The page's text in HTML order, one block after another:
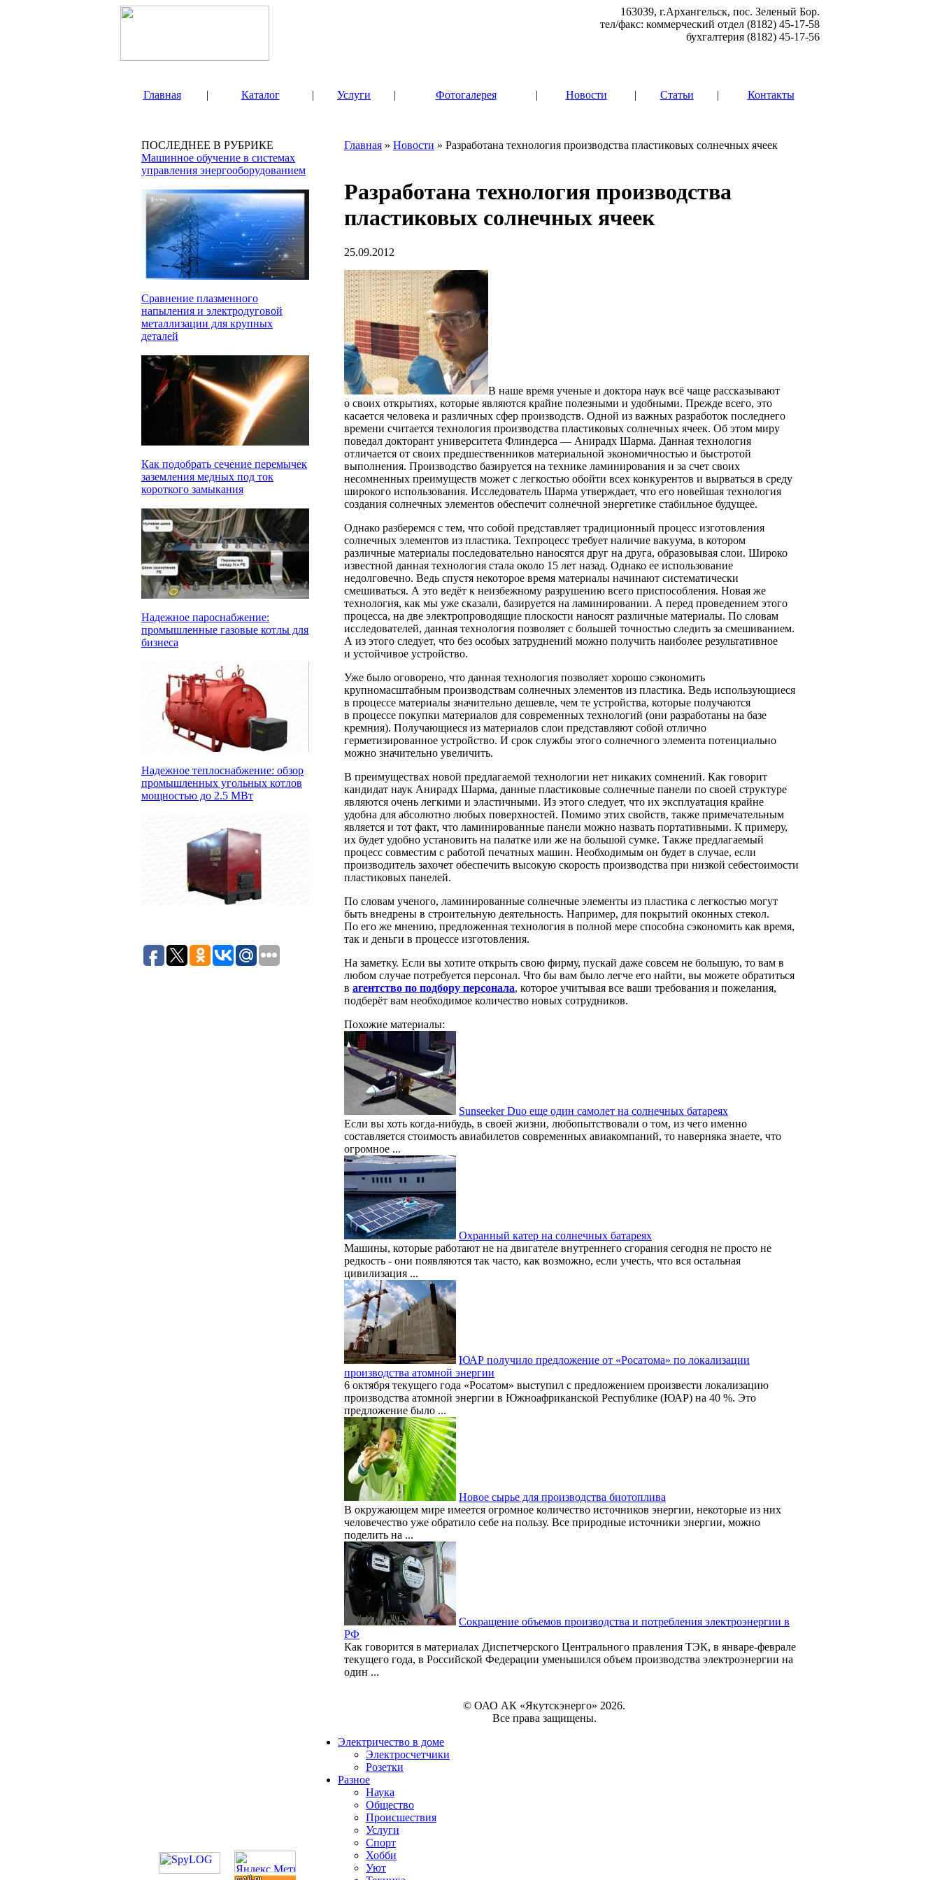
163039, г.Архангельск, пос. Зеленый Бор.
тел/факс: коммерческий отдел (8182) 45-17-58
бухгалтерия (8182) 45-17-56
Главная | Каталог | Услуги | Фотогалерея | Новости | Статьи | Контакты
ПОСЛЕДНЕЕ В РУБРИКЕ
Машинное обучение в системах
управления энергооборудованием
Сравнение плазменного
напыления и электродуговой
металлизации для крупных
деталей
Как подобрать сечение перемычек
заземления медных под ток
короткого замыкания
Надежное пароснабжение:
промышленные газовые котлы для
бизнеса
Надежное теплоснабжение: обзор
промышленных угольных котлов
мощностью до 2.5 МВт
Главная » Новости » Разработана технология производства пластиковых солнечных ячеек
Разработана технология производства
пластиковых солнечных ячеек
25.09.2012
В наше время ученые и доктора наук всё чаще рассказывают
о своих открытиях, которые являются крайне полезными и удобными. Прежде всего, это
касается человека и различных сфер производств. Одной из важных разработок последнего
времени считается технология производства пластиковых солнечных ячеек. Об этом миру
поведал докторант университета Флиндерса — Анирадх Шарма. Данная технология
отличается от своих предшественников материальной экономичностью и быстротой
выполнения. Производство базируется на технике ламинирования и за счет своих
несомненных преимуществ может с легкостью обойти всех конкурентов и вырваться в среду
широкого использования. Исследователь Шарма утверждает, что его новейшая технология
создания солнечных элементов обеспечит солнечной энергетике стабильное будущее.
Однако разберемся с тем, что собой представляет традиционный процесс изготовления
солнечных элементов из пластика. Техпроцесс требует наличие вакуума, в котором
различные материалы последовательно наносятся друг на друга, образовывая слои. Широко
известной данная технология стала около 15 лет назад. Однако ее использование
недолговечно. Ведь спустя некоторое время материалы начинают систематически
смешиваться. А это ведёт к неизбежному разрушению всего приспособления. Новая же
технология, как мы уже сказали, базируется на ламинировании. А перед проведением этого
процесса, на две электропроводящие плоскости наносят различные материалы. По словам
исследователей, данная технология позволяет с большей точностью следить за смешиванием.
А из этого следует, что без особых затруднений можно получить наиболее результативное
и устойчивое устройство.
Уже было оговорено, что данная технология позволяет хорошо сэкономить
крупномасштабным производствам солнечных элементов из пластика. Ведь использующиеся
в процессе материалы значительно дешевле, чем те устройства, которые получаются
в процессе покупки материалов для современных технологий (они разработаны на базе
кремния). Получающиеся из материалов слои представляют собой отлично
герметизированное устройство. И срок службы этого солнечного элемента потенциально
можно значительно увеличить.
В преимуществах новой предлагаемой технологии нет никаких сомнений. Как говорит
кандидат наук Анирадх Шарма, данные пластиковые солнечные панели по своей структуре
являются очень легкими и эластичными. Из этого следует, что их эксплуатация крайне
удобна для абсолютно любых поверхностей. Помимо этих свойств, также примечательным
является и тот факт, что ламинированные панели можно назвать портативными. К примеру,
их будет удобно установить на палатке или же на большой сумке. Также предлагаемый
процесс совместим с работой печатных машин. Необходимым он будет в случае, если
производитель захочет обеспечить высокую скорость производства при низкой себестоимости
пластиковых панелей.
По словам ученого, ламинированные солнечные элементы из пластика с легкостью могут
быть внедрены в строительную деятельность. Например, для покрытий оконных стекол.
По его же мнению, предложенная технология в полной мере способна сэкономить как время,
так и деньги в процессе изготовления.
На заметку. Если вы хотите открыть свою фирму, пускай даже совсем не большую, то вам в
любом случае потребуется персонал. Что бы вам было легче его найти, вы можете обратиться
в агентство по подбору персонала, которое учитывая все ваши требования и пожелания,
подберёт вам необходимое количество новых сотрудников.
Похожие материалы:
Sunseeker Duo еще один самолет на солнечных батареях
Если вы хоть когда-нибудь, в своей жизни, любопытствовали о том, из чего именно
составляется стоимость авиабилетов современных авиакомпаний, то наверняка знаете, что
огромное ...
Охранный катер на солнечных батареях
Машины, которые работают не на двигателе внутреннего сгорания сегодня не просто не
редкость - они появляются так часто, как возможно, если учесть, что вся остальная
цивилизация ...
ЮАР получило предложение от «Росатома» по локализации
производства атомной энергии
6 октября текущего года «Росатом» выступил с предложением произвести локализацию
производства атомной энергии в Южноафриканской Республике (ЮАР) на 40 %. Это
предложение было ...
Новое сырье для производства биотоплива
В окружающем мире имеется огромное количество источников энергии, некоторые из них
человечество уже обратило себе на пользу. Все природные источники энергии, можно
поделить на ...
Сокращение объемов производства и потребления электроэнергии в
РФ
Как говорится в материалах Диспетчерского Центрального правления ТЭК, в январе-феврале
текущего года, в Российской Федерации уменьшился объем производства электроэнергии на
один ...
© ОАО АК «Якутскэнерго» 2026.
Все права защищены.
Электричество в доме
Электросчетчики
Розетки
Разное
Наука
Общество
Происшествия
Услуги
Спорт
Хобби
Уют